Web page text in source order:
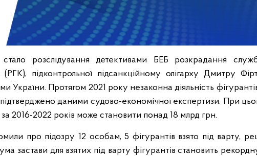
розслідування детективами БЕБ розкрадання
(РГК), підконтрольної підсанкційному олігарху Дмитру
України. Протягом 2021 року незаконна діяльність
даними судово-економічної експертизи. При
2016-2022 років може становити понад 18 млрд грн.
про підозру 12 особам, 5 фігурантів взято під варту,
застави для взятих під варту фігурантів становить